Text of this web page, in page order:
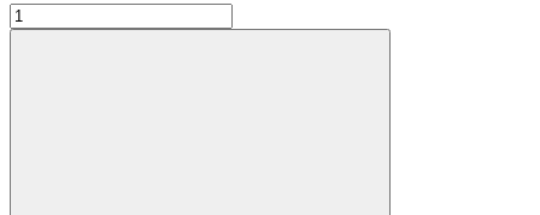
Количество
товара